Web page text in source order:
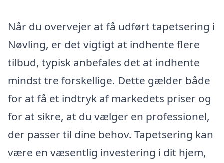
Når du overvejer at få udført tapetsering i
Nøvling, er det vigtigt at indhente flere
tilbud, typisk anbefales det at indhente
mindst tre forskellige. Dette gælder både
for at få et indtryk af markedets priser og
for at sikre, at du vælger en professionel,
der passer til dine behov. Tapetsering kan
være en væsentlig investering i dit hjem,